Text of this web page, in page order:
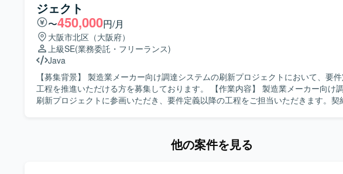
の双方を高めることができます。ユーザーとの距離が近く、改善の効果を実感しな
にスキルアップしていただけます。 【開発環境】 WebアプリケーションおよびSQLを用いたシ
ステム開発環境での業務となります。ジョブ管理ツールとしてJP1を利用するケー
す。
ジェクト
〜450,000円/月
大阪市北区（大阪府）
上級SE(業務委託・フリーランス)
Java
【募集背景】 製造業メーカー向け調達システムの刷新プロジェクトにおいて、要
工程を推進いただける方を募集しております。 【作業内容】 製造業メーカー向け調達システム
刷新プロジェクトに参画いただき、要件定義以降の工程をご担当いただきます。契
メントとして取りまとめることに前向きに取り組んでいただける方が望ましいです。 【ポ
他の案件を見る